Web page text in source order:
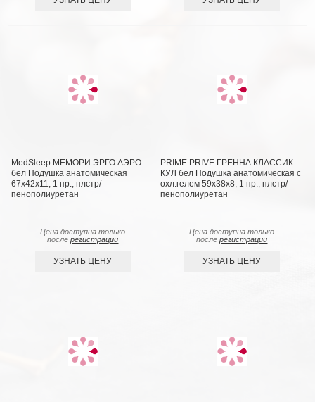
MedSleep МЕМОРИ ЭРГО АЭРО
бел Подушка анатомическая
67x42x11, 1 пр., плстр/
пенополиуретан
Цена доступна только
послерегистрации
УЗНАТЬ ЦЕНУ
PRIME PRIVE ГРЕННА КЛАССИК
КУЛ бел Подушка анатомическая с
охл.гелем 59х38х8, 1 пр., плстр/
пенополиуретан
Цена доступна только
послерегистрации
УЗНАТЬ ЦЕНУ